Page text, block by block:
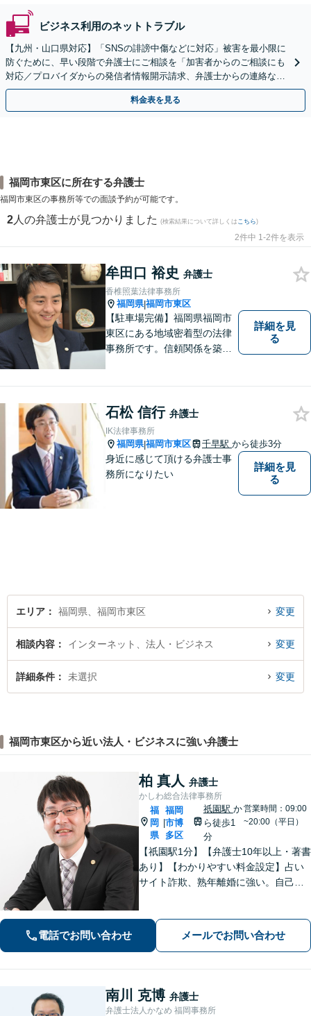
ビジネス利用のネットトラブル
【九州・山口県対応】「SNSの誹謗中傷などに対応」被害を最小限に
防ぐために、早い段階で弁護士にご相談を「加害者からのご相談にも
対応／プロバイダからの発信者情報開示請求、弁護士からの連絡な
ど」法人の風評被害対策にも対応【休日・夜間相談可】
料金表を見る
福岡市東区に所在する弁護士
福岡市東区の事務所等での面談予約が可能です。
2 人の弁護士が見つかりました (検索結果について詳しくは こちら)
2件中 1-2件を表示
牟田口 裕史 弁護士
香椎照葉法律事務所
福岡県|福岡市東区
【駐車場完備】福岡県福岡市
東区にある地域密着型の法律
事務所です。信頼関係を築
方は気軽にご相談ください。
詳細を見
る
石松 信行 弁護士
IK法律事務所
福岡県|福岡市東区 千早駅 から徒歩3分
身近に感じて頂ける弁護士事
務所になりたい
詳細を見
る
エリア 福岡県、福岡市東区 変更
相談内容 インターネット、法人・ビジネス 変更
詳細条件 未選択 変更
福岡市東区から近い法人・ビジネスに強い弁護士
柏 真人 弁護士
かしわ総合法律事務所
福
岡
県
|
福岡
市博
多区
祇園駅 か
ら徒歩1
分
営業時間：09:00
~20:00（平日）
【祇園駅1分】【弁護士10年以上・著書
あり】【わかりやすい料金設定】占い
サイト詐欺、熟年離婚に強い。自己破
詐欺、刑事事件（博多警察署まで徒歩5
分）や相続にも対応。
電話でお問い合わせ メールでお問い合わせ
南川 克博 弁護士
弁護士法人かなめ 福岡事務所